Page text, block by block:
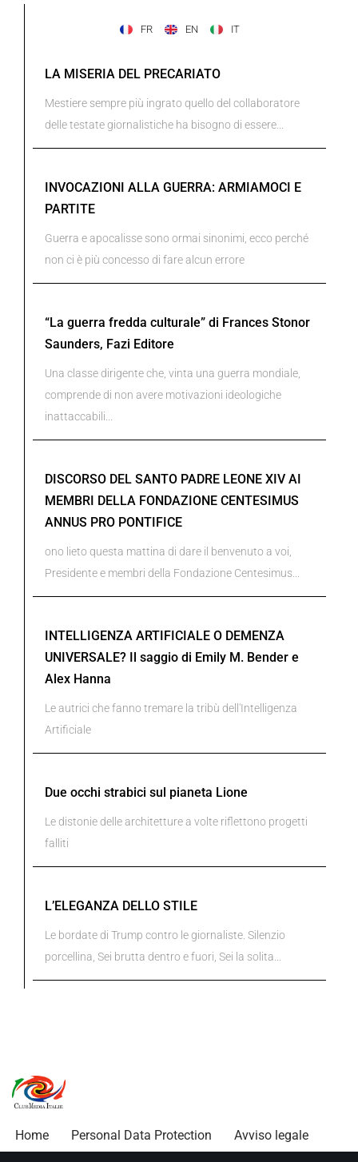
FR EN IT
LA MISERIA DEL PRECARIATO
Mestiere sempre più ingrato quello del collaboratore
delle testate giornalistiche ha bisogno di essere...
INVOCAZIONI ALLA GUERRA: ARMIAMOCI E
PARTITE
Guerra e apocalisse sono ormai sinonimi, ecco perché
non ci è più concesso di fare alcun errore
“La guerra fredda culturale” di Frances Stonor
Saunders, Fazi Editore
Una classe dirigente che, vinta una guerra mondiale,
comprende di non avere motivazioni ideologiche
inattaccabili...
DISCORSO DEL SANTO PADRE LEONE XIV AI
MEMBRI DELLA FONDAZIONE CENTESIMUS
ANNUS PRO PONTIFICE
ono lieto questa mattina di dare il benvenuto a voi,
Presidente e membri della Fondazione Centesimus...
INTELLIGENZA ARTIFICIALE O DEMENZA
UNIVERSALE? Il saggio di Emily M. Bender e
Alex Hanna
Le autrici che fanno tremare la tribù dell'Intelligenza
Artificiale
Due occhi strabici sul pianeta Lione
Le distonie delle architetture a volte riflettono progetti
falliti
L’ELEGANZA DELLO STILE
Le bordate di Trump contro le giornaliste. Silenzio
porcellina, Sei brutta dentro e fuori, Sei la solita...
Home Personal Data Protection Avviso legale